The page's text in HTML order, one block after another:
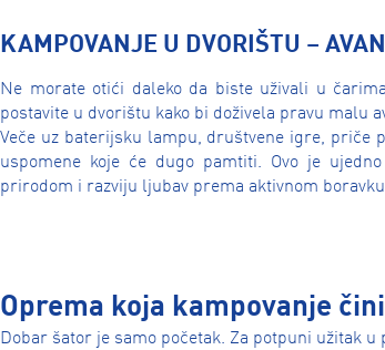
KAMPOVANJE U DVORIŠTU –
Ne morate otići daleko da biste uživali u
postavite u dvorištu kako bi doživela pravu malu
Veče uz baterijsku lampu, društvene igre, priče
uspomene koje će dugo pamtiti. Ovo je
prirodom i razviju ljubav prema aktivnom
Oprema koja kampovanje
Dobar šator je samo početak. Za potpuni užitak